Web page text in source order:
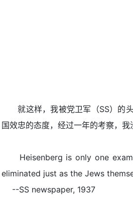
就这样，我被党卫军（SS）的头
国效忠的态度，经过一年的考察，
Heisenberg is only one
eliminated just as the Jews
--SS newspaper, 1937